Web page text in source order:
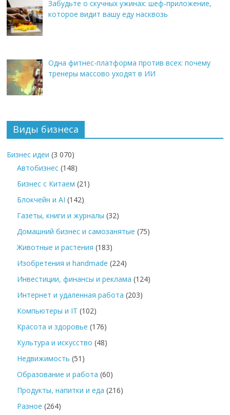
Забудьте о скучных ужинах: шеф-приложение,
которое видит вашу еду насквозь
Одна фитнес-платформа против всех: почему
тренеры массово уходят в ИИ
Виды бизнеса
Бизнес идеи (3 070)
Автобизнес (148)
Бизнес с Китаем (21)
Блокчейн и AI (142)
Газеты, книги и журналы (32)
Домашний бизнес и самозанятые (75)
Животные и растения (183)
Изобретения и handmade (224)
Инвестиции, финансы и реклама (124)
Интернет и удаленная работа (203)
Компьютеры и IT (102)
Красота и здоровье (176)
Культура и искусство (48)
Недвижимость (51)
Образование и работа (60)
Продукты, напитки и еда (216)
Разное (264)